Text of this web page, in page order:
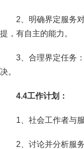
2、明确界定服务
提，有自主的能力。
3、合理界定任务
决。
4.4工作计划：
1、社会工作者与
2、讨论并分析服